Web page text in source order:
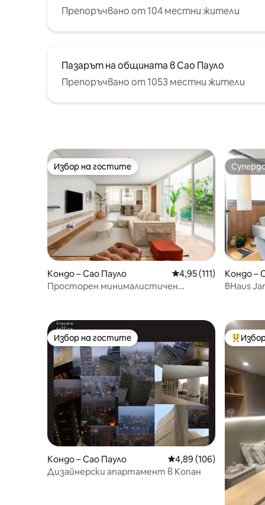
Препоръчвано от 104 местни жители
Пазарът на общината в Сао Пауло
Препоръчвано от 1053 местни жители
Избор на гостите
Избор на гостите
Кондо – Сао Пауло Средна оценка: 4,95
4,95 (111)
Просторен минималистичен
Кондо –
BHaus Jardins VN Melo
Избор на гостите
Избор на гостите
Кондо – Сао Пауло Средна оценка: 4,89
4,89 (106)
Дизайнерски апартамент в Копан
Най-